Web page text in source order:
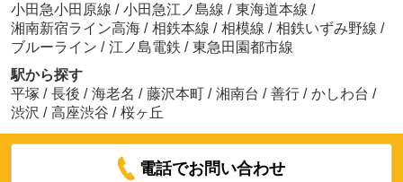
小田急小田原線 / 小田急江ノ島線 / 東海道本線 /
湘南新宿ライン高海 / 相鉄本線 / 相模線 / 相鉄いずみ野線 /
ブルーライン / 江ノ島電鉄 / 東急田園都市線
駅から探す
平塚 / 長後 / 海老名 / 藤沢本町 / 湘南台 / 善行 / かしわ台 /
渋沢 / 高座渋谷 / 桜ヶ丘
電話でお問い合わせ